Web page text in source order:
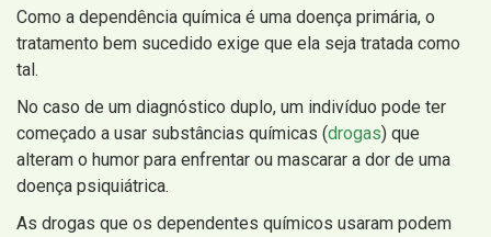
Como a dependência química é uma doença primária, o
tratamento bem sucedido exige que ela seja tratada como
tal.
No caso de um diagnóstico duplo, um indivíduo pode ter
começado a usar substâncias químicas (drogas) que
alteram o humor para enfrentar ou mascarar a dor de uma
doença psiquiátrica.
As drogas que os dependentes químicos usaram podem